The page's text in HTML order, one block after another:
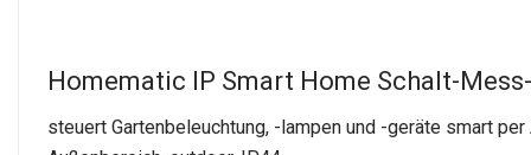
Homematic IP Smart Home Schalt-
steuert Gartenbeleuchtung, -lampen und -geräte smart